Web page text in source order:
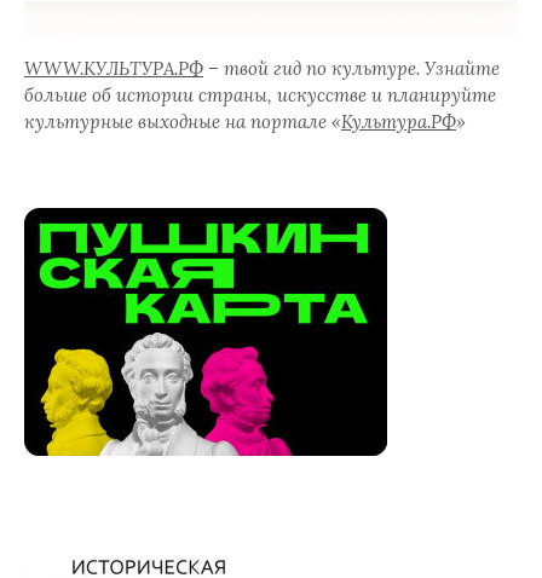
WWW.КУЛЬТУРА.РФ – твой гид по культуре. Узнайте
больше об истории страны, искусстве и планируйте
культурные выходные на портале «Культура.РФ»